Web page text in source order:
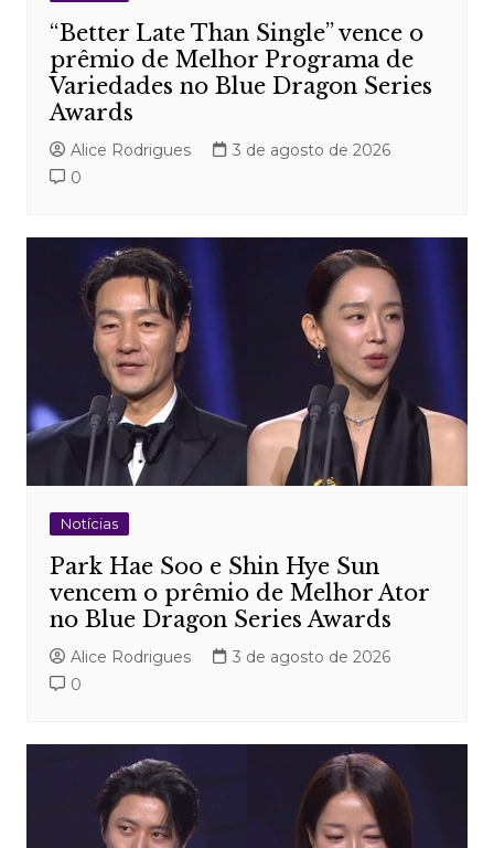
“Better Late Than Single” vence o
prêmio de Melhor Programa de
Variedades no Blue Dragon Series
Awards
Alice Rodrigues
3 de agosto de 2026
0
Notícias
Park Hae Soo e Shin Hye Sun
vencem o prêmio de Melhor Ator
no Blue Dragon Series Awards
Alice Rodrigues
3 de agosto de 2026
0